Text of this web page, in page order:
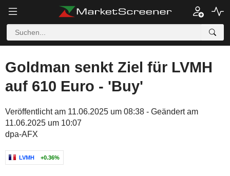
Goldman senkt Ziel für LVMH
auf 610 Euro - 'Buy'
Veröffentlicht am 11.06.2025 um 08:38 - Geändert am
11.06.2025 um 10:07
dpa-AFX
LVMH +0.36%